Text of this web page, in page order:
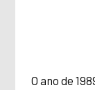
O ano de